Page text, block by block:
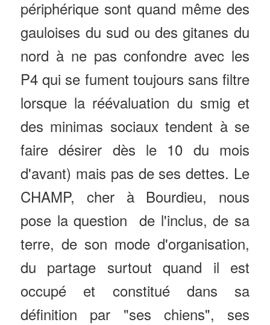
périphérique sont quand même des
gauloises du sud ou des gitanes du
nord à ne pas confondre avec les
P4 qui se fument toujours sans filtre
lorsque la réévaluation du smig et
des minimas sociaux tendent à se
faire désirer dès le 10 du mois
d'avant) mais pas de ses dettes. Le
CHAMP, cher à Bourdieu, nous
pose la question de l'inclus, de sa
terre, de son mode d'organisation,
du partage surtout quand il est
occupé et constitué dans sa
définition par "ses chiens", ses